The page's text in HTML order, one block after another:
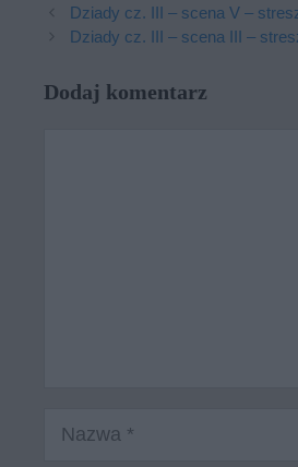
Dziady cz. III – scena V –
Dziady cz. III – scena III –
Dodaj komentarz
Nazwa